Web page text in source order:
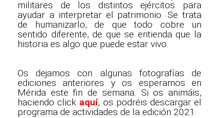
militares de los distintos ejércitos para
ayudar a interpretar el patrimonio. Se trata
de humanizarlo, de que todo cobre un
sentido diferente, de que se entienda que la
historia es algo que puede estar vivo.
Os dejamos con algunas fotografías de
ediciones anteriores y os esperamos en
Mérida este fin de semana. Si os animáis,
haciendo click aquí, os podréis descargar el
programa de actividades de la edición 2021.